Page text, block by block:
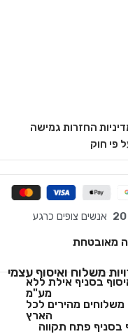
החזרות גמישה
פי חוק
20 אנשים צופים כרגע
מאובטחת
משלוח ואיסוף עצמי
בסניף אילת ללא
מע"מ
משלוחים מהירים לכל
הארץ
בסניף פתח תקווה